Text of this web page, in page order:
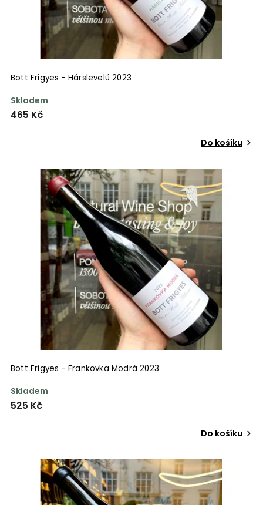
Bott Frigyes - Hárslevelű 2023
Skladem
465 Kč
Do košíku
Bott Frigyes - Frankovka Modrá 2023
Skladem
525 Kč
Do košíku